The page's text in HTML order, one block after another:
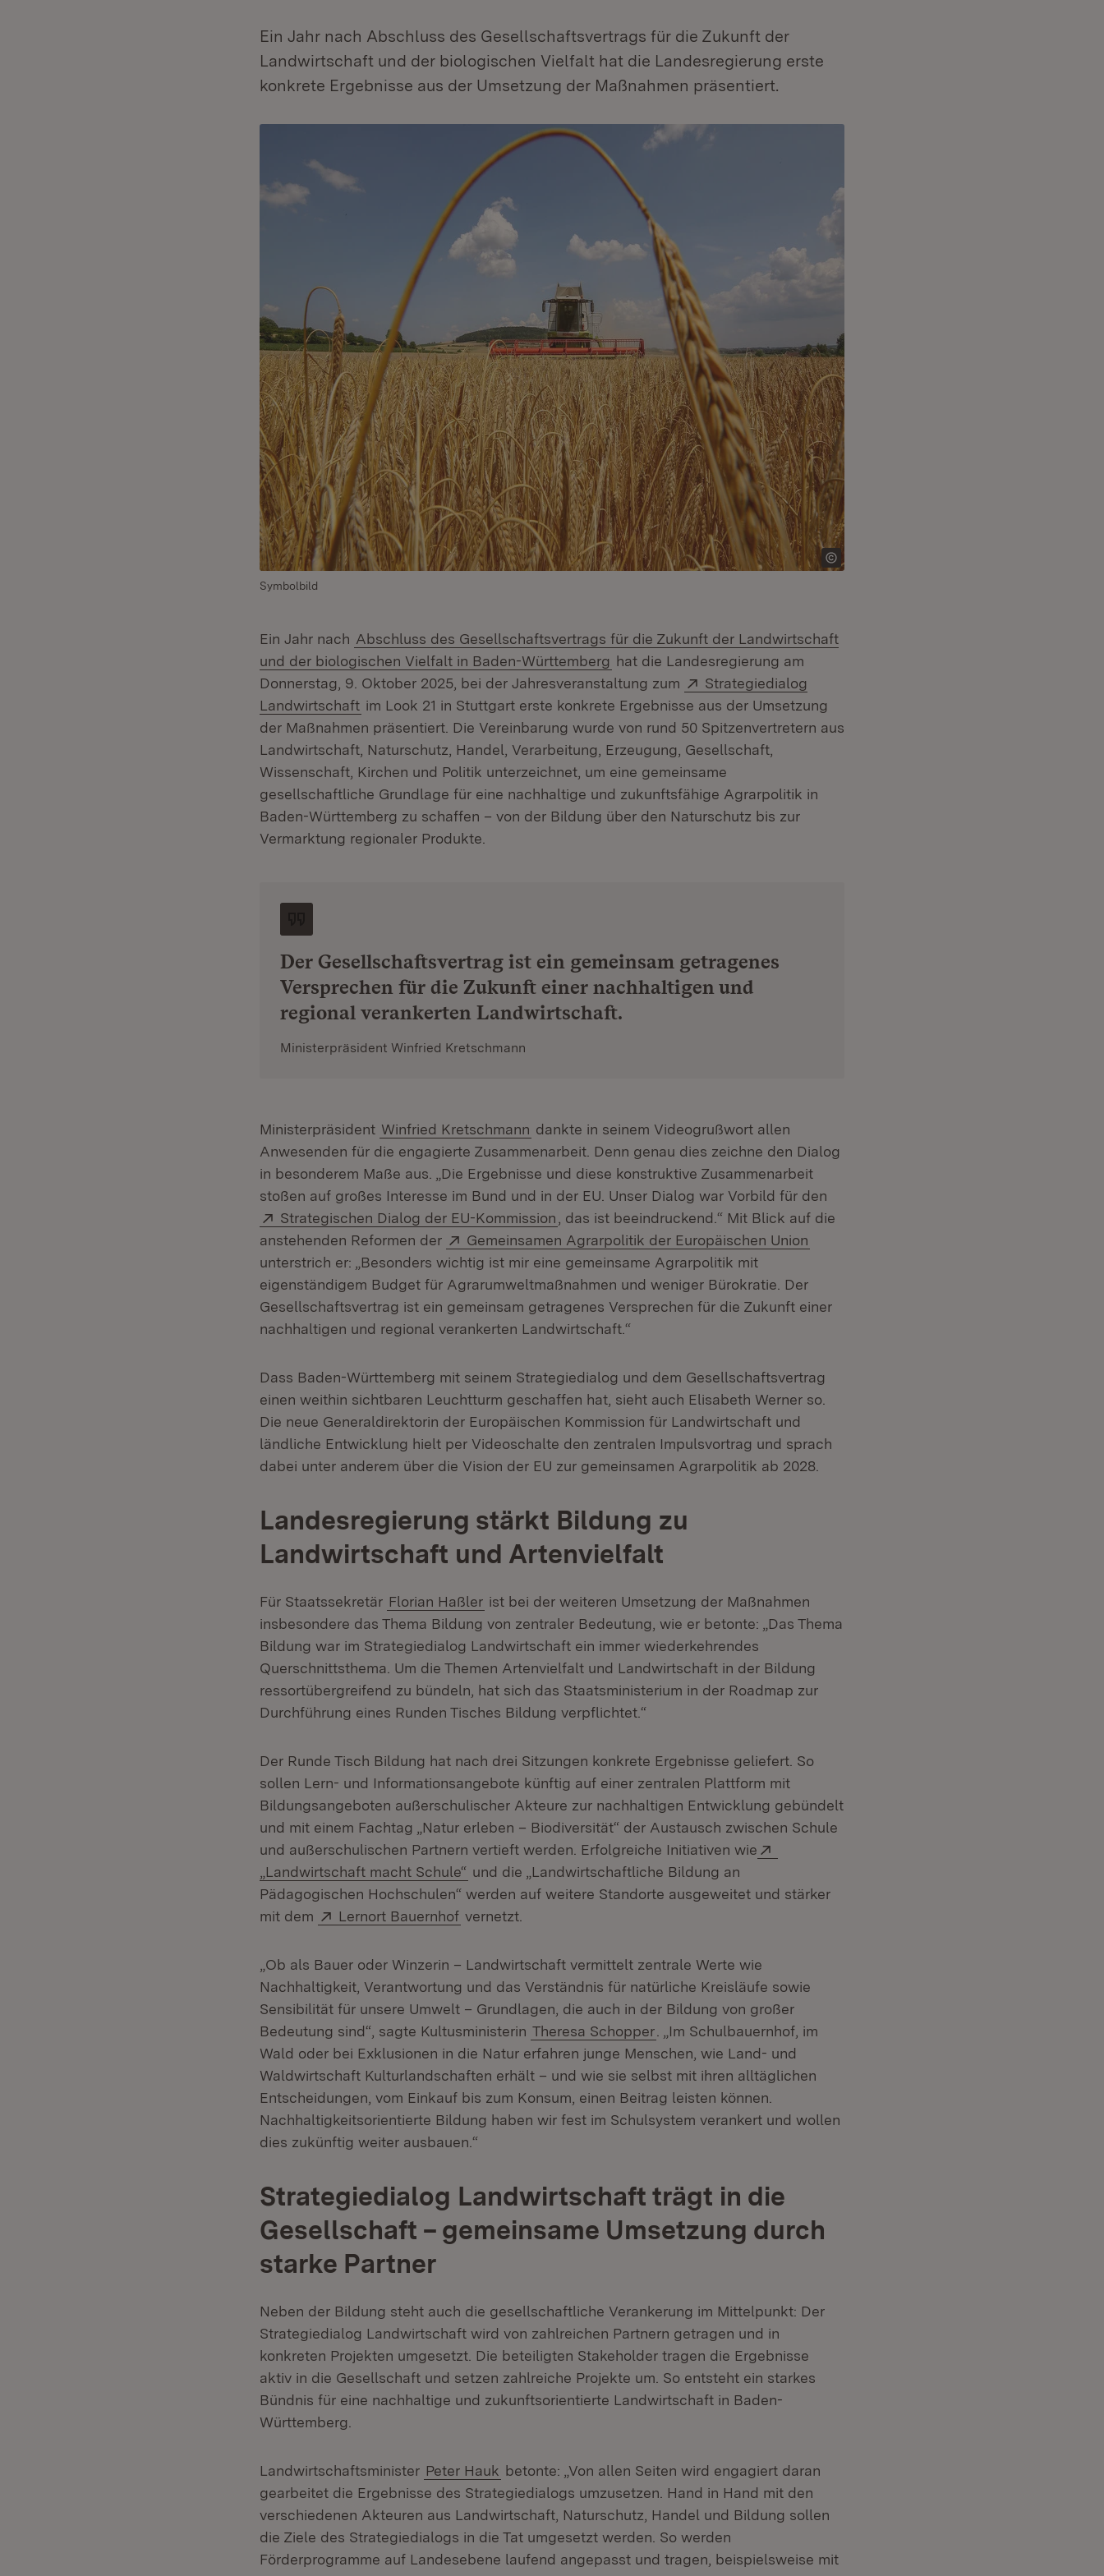
Ein Jahr nach Abschluss des Gesellschaftsvertrags für die Zukunft der
Landwirtschaft und der biologischen Vielfalt hat die Landesregierung erste
konkrete Ergebnisse aus der Umsetzung der Maßnahmen präsentiert.
Symbolbild
Ein Jahr nach Abschluss des Gesellschaftsvertrags für die Zukunft der Landwirtschaft
und der biologischen Vielfalt in Baden-Württemberg hat die Landesregierung am
Donnerstag, 9. Oktober 2025, bei der Jahresveranstaltung zum
Extern:
Strategiedialog
Landwirtschaft (Öffnet in neuem Fenster)
im Look 21 in Stuttgart erste konkrete Ergebnisse aus der Umsetzung
der Maßnahmen präsentiert. Die Vereinbarung wurde von rund 50 Spitzenvertretern aus
Landwirtschaft, Naturschutz, Handel, Verarbeitung, Erzeugung, Gesellschaft,
Wissenschaft, Kirchen und Politik unterzeichnet, um eine gemeinsame
gesellschaftliche Grundlage für eine nachhaltige und zukunftsfähige Agrarpolitik in
Baden-Württemberg zu schaffen – von der Bildung über den Naturschutz bis zur
Vermarktung regionaler Produkte.
Der Gesellschaftsvertrag ist ein gemeinsam getragenes
Versprechen für die Zukunft einer nachhaltigen und
regional verankerten Landwirtschaft.
Ministerpräsident Winfried Kretschmann
Ministerpräsident Winfried Kretschmann dankte in seinem Videogrußwort allen
Anwesenden für die engagierte Zusammenarbeit. Denn genau dies zeichne den Dialog
in besonderem Maße aus. „Die Ergebnisse und diese konstruktive Zusammenarbeit
stoßen auf großes Interesse im Bund und in der EU. Unser Dialog war Vorbild für den
Extern:
Strategischen Dialog der EU-Kommission (Öffnet in neuem Fenster)
, das ist beeindruckend.“ Mit Blick auf die
anstehenden Reformen der
Extern:
Gemeinsamen Agrarpolitik der Europäischen Union
unterstrich er: „Besonders wichtig ist mir eine gemeinsame Agrarpolitik mit
eigenständigem Budget für Agrarumweltmaßnahmen und weniger Bürokratie. Der
Gesellschaftsvertrag ist ein gemeinsam getragenes Versprechen für die Zukunft einer
nachhaltigen und regional verankerten Landwirtschaft.“
Dass Baden-Württemberg mit seinem Strategiedialog und dem Gesellschaftsvertrag
einen weithin sichtbaren Leuchtturm geschaffen hat, sieht auch Elisabeth Werner so.
Die neue Generaldirektorin der Europäischen Kommission für Landwirtschaft und
ländliche Entwicklung hielt per Videoschalte den zentralen Impulsvortrag und sprach
dabei unter anderem über die Vision der EU zur gemeinsamen Agrarpolitik ab 2028.
Landesregierung stärkt Bildung zu
Landwirtschaft und Artenvielfalt
Für Staatssekretär Florian Haßler ist bei der weiteren Umsetzung der Maßnahmen
insbesondere das Thema Bildung von zentraler Bedeutung, wie er betonte: „Das Thema
Bildung war im Strategiedialog Landwirtschaft ein immer wiederkehrendes
Querschnittsthema. Um die Themen Artenvielfalt und Landwirtschaft in der Bildung
ressortübergreifend zu bündeln, hat sich das Staatsministerium in der Roadmap zur
Durchführung eines Runden Tisches Bildung verpflichtet.“
Der Runde Tisch Bildung hat nach drei Sitzungen konkrete Ergebnisse geliefert. So
sollen Lern- und Informationsangebote künftig auf einer zentralen Plattform mit
Bildungsangeboten außerschulischer Akteure zur nachhaltigen Entwicklung gebündelt
und mit einem Fachtag „Natur erleben – Biodiversität“ der Austausch zwischen Schule
und außerschulischen Partnern vertieft werden. Erfolgreiche Initiativen wie
„Landwirtschaft macht Schule“ (Öffnet in neuem Fenster)
und die „Landwirtschaftliche Bildung an
Pädagogischen Hochschulen“ werden auf weitere Standorte ausgeweitet und stärker
mit dem
Extern:
Lernort Bauernhof (Öffnet in neuem Fenster)
vernetzt.
„Ob als Bauer oder Winzerin – Landwirtschaft vermittelt zentrale Werte wie
Nachhaltigkeit, Verantwortung und das Verständnis für natürliche Kreisläufe sowie
Sensibilität für unsere Umwelt – Grundlagen, die auch in der Bildung von großer
Bedeutung sind“, sagte Kultusministerin Theresa Schopper . „Im Schulbauernhof, im
Wald oder bei Exklusionen in die Natur erfahren junge Menschen, wie Land- und
Waldwirtschaft Kulturlandschaften erhält – und wie sie selbst mit ihren alltäglichen
Entscheidungen, vom Einkauf bis zum Konsum, einen Beitrag leisten können.
Nachhaltigkeitsorientierte Bildung haben wir fest im Schulsystem verankert und wollen
dies zukünftig weiter ausbauen.“
Strategiedialog Landwirtschaft trägt in die
Gesellschaft – gemeinsame Umsetzung durch
starke Partner
Neben der Bildung steht auch die gesellschaftliche Verankerung im Mittelpunkt: Der
Strategiedialog Landwirtschaft wird von zahlreichen Partnern getragen und in
konkreten Projekten umgesetzt. Die beteiligten Stakeholder tragen die Ergebnisse
aktiv in die Gesellschaft und setzen zahlreiche Projekte um. So entsteht ein starkes
Bündnis für eine nachhaltige und zukunftsorientierte Landwirtschaft in Baden-
Württemberg.
Landwirtschaftsminister Peter Hauk betonte: „Von allen Seiten wird engagiert daran
gearbeitet die Ergebnisse des Strategiedialogs umzusetzen. Hand in Hand mit den
verschiedenen Akteuren aus Landwirtschaft, Naturschutz, Handel und Bildung sollen
die Ziele des Strategiedialogs in die Tat umgesetzt werden. So werden
Förderprogramme auf Landesebene laufend angepasst und tragen, beispielsweise mit